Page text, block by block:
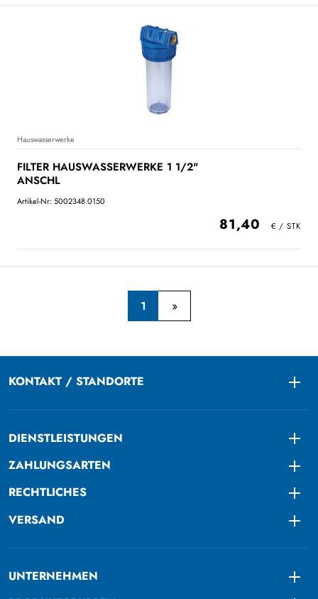
Hauswasserwerke
FILTER HAUSWASSERWERKE 1 1/2"
ANSCHL
Artikel-Nr: 5002348.0150
81,40
1
KONTAKT / STANDORTE
DIENSTLEISTUNGEN
ZAHLUNGSARTEN
RECHTLICHES
VERSAND
UNTERNEHMEN